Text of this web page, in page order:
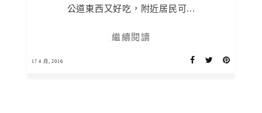
公道東西又好吃，附近居民可...
繼續閱讀
17 4 月, 2016